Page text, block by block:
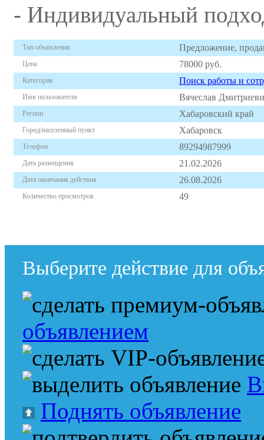
- Индивидуальный
Тип объявления Предложение,
Цена 78000 руб.
Категория Поиск работы и
Имя пользователя Вячеслав
Регион Хабаровский край
Город/населенный пункт Хабаровск
Телефон 89294987999
Дата размещения 21.02.2026
Дата окончания действия 26.08.2026
Количество просмотров 49
Выберите действие для
объявлением
Поднять объявление